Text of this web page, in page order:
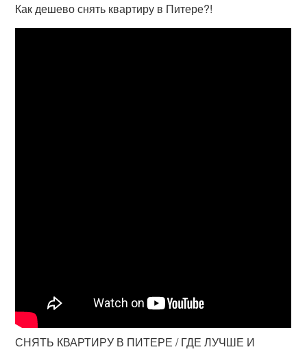
Как дешево снять квартиру в Питере?!
СНЯТЬ КВАРТИРУ В ПИТЕРЕ / ГДЕ ЛУЧШЕ И